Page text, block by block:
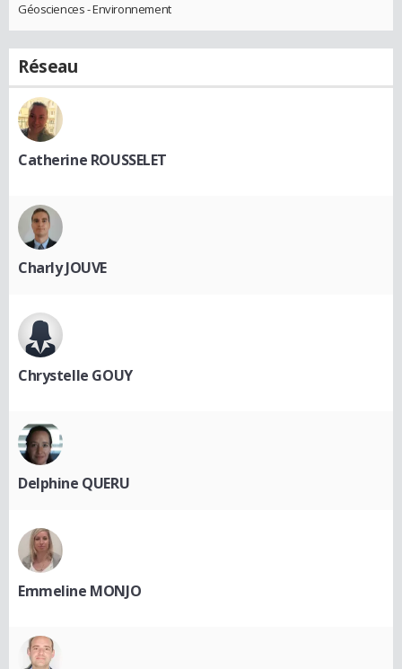
Géosciences - Environnement
Réseau
Catherine ROUSSELET
Charly JOUVE
Chrystelle GOUY
Delphine QUERU
Emmeline MONJO